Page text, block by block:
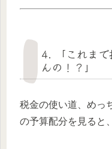
4. 「これまで
んの！？」
税金の使い道、めっ
の予算配分を見ると